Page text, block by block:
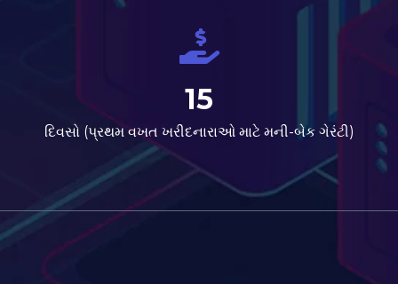
15
દિવસો (પ્રથમ વખત ખરીદનારાઓ માટે મની-બેક ગેરંટી)